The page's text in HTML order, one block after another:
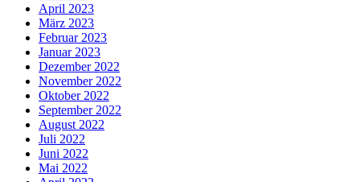
April 2023
März 2023
Februar 2023
Januar 2023
Dezember 2022
November 2022
Oktober 2022
September 2022
August 2022
Juli 2022
Juni 2022
Mai 2022